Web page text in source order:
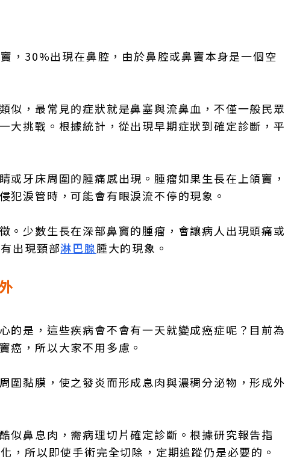
，30%出現在鼻腔，由於鼻腔或鼻竇本身是一個空
似，最常見的症狀就是鼻塞與流鼻血，不僅一般民眾
大挑戰。根據統計，從出現早期症狀到確定診斷，平
牙床周圍的腫痛感出現。腫瘤如果生長在上頜竇，
犯淚管時，可能會有眼淚流不停的現象。
。少數生長在深部鼻竇的腫瘤，會讓病人出現頭痛或
出現頸部淋巴腺腫大的現象。
的是，這些疾病會不會有一天就變成癌症呢？目前為
癌，所以大家不用多慮。
圍黏膜，使之發炎而形成息肉與濃稠分泌物，形成外
似鼻息肉，需病理切片確定診斷。根據研究報告指
，所以即使手術完全切除，定期追蹤仍是必要的。